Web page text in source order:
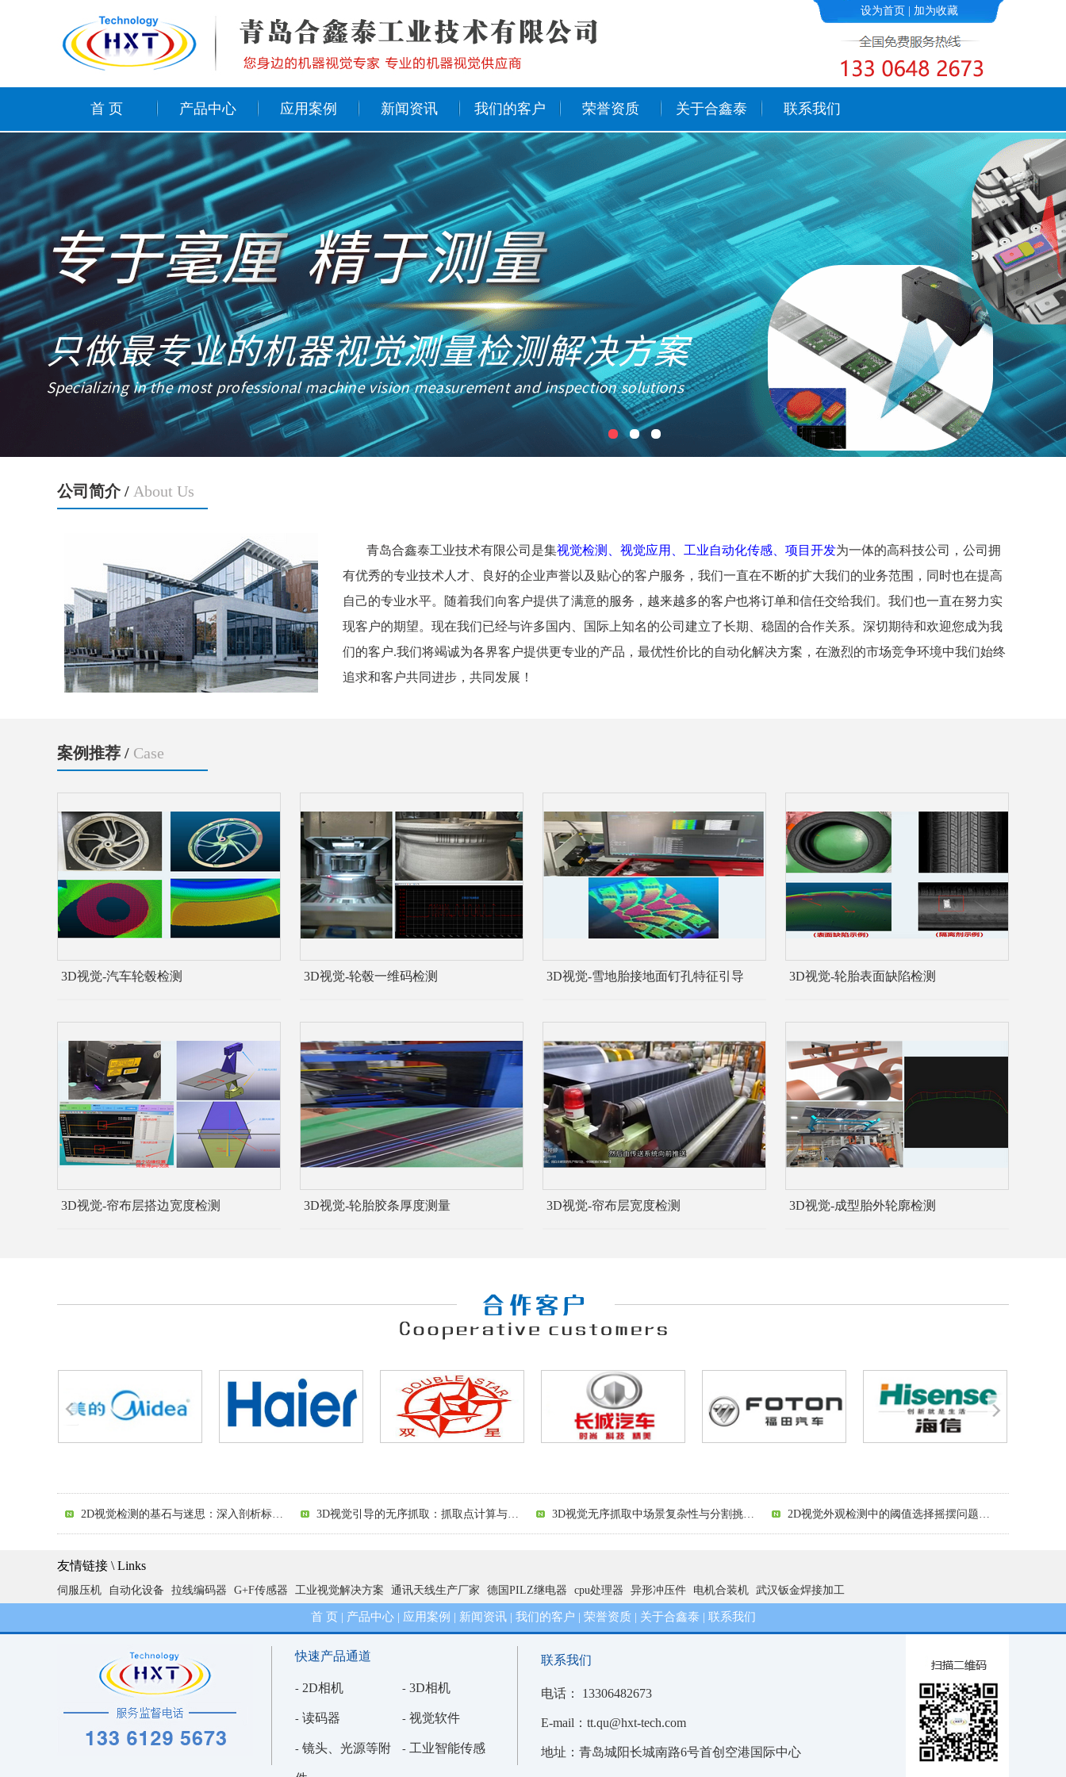
设为首页 加为收藏
首 页 产品中心 应用案例 新闻资讯 我们的客户 荣誉资质 关于合鑫泰 联系我们
公司简介 / About Us
青岛合鑫泰工业技术有限公司是集视觉检测、视觉应用、工业自动化传感、项目开发为一体的高科技公司，公司拥
有优秀的专业技术人才、良好的企业声誉以及贴心的客户服务，我们一直在不断的扩大我们的业务范围，同时也在提高
自己的专业水平。随着我们向客户提供了满意的服务，越来越多的客户也将订单和信任交给我们。我们也一直在努力实
现客户的期望。现在我们已经与许多国内、国际上知名的公司建立了长期、稳固的合作关系。深切期待和欢迎您成为我
们的客户.我们将竭诚为各界客户提供更专业的产品，最优性价比的自动化解决方案，在激烈的市场竞争环境中我们始终
追求和客户共同进步，共同发展！
案例推荐 / Case
3D视觉-汽车轮毂检测 3D视觉-轮毂一维码检测 3D视觉-雪地胎接地面钉孔特征引导 3D视觉-轮胎表面缺陷检测
3D视觉-帘布层搭边宽度检测 3D视觉-轮胎胶条厚度测量 3D视觉-帘布层宽度检测 3D视觉-成型胎外轮廓检测
2D视觉检测的基石与迷思：深入剖析标定流程与精度陷阱 3D视觉引导的无序抓取：抓取点计算与规划的技术挑战解析 3D视觉无序抓取中场景复杂性与分割挑战解析 2D视觉外观检测中的阈值选择摇摆问题解析
精确与泛化的博弈：2D视觉外观检测的算法设置困境深度解析 2D视觉检测的基石与迷思：深入剖析标定流程与精度陷阱
友情链接 \ Links
伺服压机 自动化设备 拉线编码器 G+F传感器 工业视觉解决方案 通讯天线生产厂家 德国PILZ继电器 cpu处理器 异形冲压件 电机合装机 武汉钣金焊接加工
首 页 产品中心| 应用案例 新闻资讯| 我们的客户 荣誉资质| 关于合鑫泰| 联系我们
快速产品通道
- 2D相机 - 3D相机
- 读码器 - 视觉软件
- 镜头、光源等附 - 工业智能传感
联系我们
电话： 13306482673
E-mail：tt.qu@hxt-tech.com
地址：青岛城阳长城南路6号首创空港国际中心